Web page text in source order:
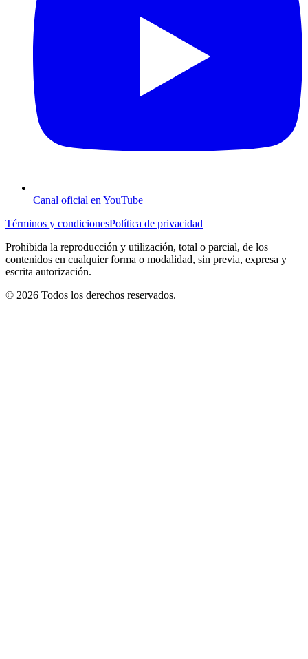
Canal oficial en YouTube
Términos y condicionesPolítica de privacidad
Prohibida la reproducción y utilización, total o parcial, de los
contenidos en cualquier forma o modalidad, sin previa, expresa y
escrita autorización.
© 2026 Todos los derechos reservados.